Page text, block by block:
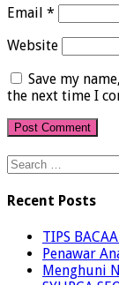
Email *
Website
Save my
the next time I
Search
Recent Posts
TIPS
Penawar
Menghuni